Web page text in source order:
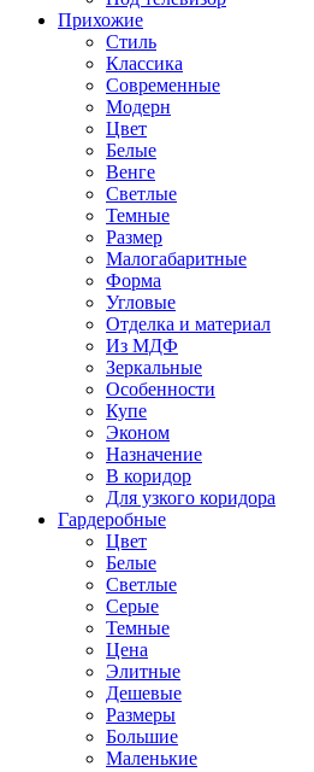
Прихожие
Стиль
Классика
Современные
Модерн
Цвет
Белые
Венге
Светлые
Темные
Размер
Малогабаритные
Форма
Угловые
Отделка и материал
Из МДФ
Зеркальные
Особенности
Купе
Эконом
Назначение
В коридор
Для узкого коридора
Гардеробные
Цвет
Белые
Светлые
Серые
Темные
Цена
Элитные
Дешевые
Размеры
Большие
Маленькие